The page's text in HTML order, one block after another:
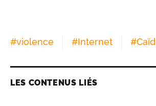
#violence #Internet #Caïd
LES CONTENUS LIÉS